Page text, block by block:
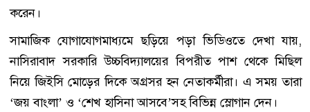
করেন।
সামাজিক যোগাযোগমাধ্যমে ছড়িয়ে পড়া ভিডিওতে দেখা যায়,
নাসিরাবাদ সরকারি উচ্চবিদ্যালয়ের বিপরীত পাশ থেকে মিছিল
নিয়ে জিইসি মোড়ের দিকে অগ্রসর হন নেতাকর্মীরা। এ সময় তারা
‘জয় বাংলা’ ও ‘শেখ হাসিনা আসবে’সহ বিভিন্ন স্লোগান দেন।